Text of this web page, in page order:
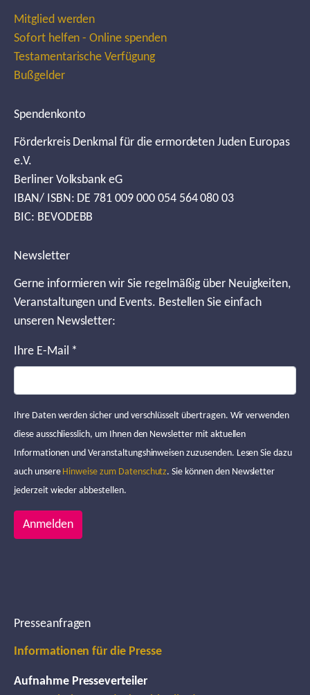
Mitglied werden
Sofort helfen - Online spenden
Testamentarische Verfügung
Bußgelder
Spendenkonto
Förderkreis Denkmal für die ermordeten Juden Europas
e.V.
Berliner Volksbank eG
IBAN/ ISBN: DE 781 009 000 054 564 080 03
BIC: BEVODEBB
Newsletter
Gerne informieren wir Sie regelmäßig über Neuigkeiten,
Veranstaltungen und Events. Bestellen Sie einfach
unseren Newsletter:
Ihre E-Mail *
Ihre Daten werden sicher und verschlüsselt übertragen. Wir verwenden
diese ausschliesslich, um Ihnen den Newsletter mit aktuellen
Informationen und Veranstaltungshinweisen zuzusenden. Lesen Sie dazu
auch unsere Hinweise zum Datenschutz. Sie können den Newsletter
jederzeit wieder abbestellen.
Anmelden
Presseanfragen
Informationen für die Presse
Aufnahme Presseverteiler